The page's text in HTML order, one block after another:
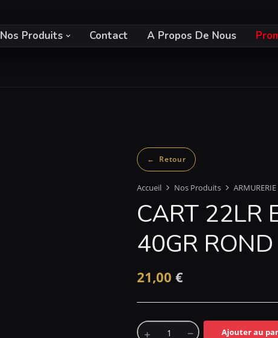
Nos Produits Contact A Propos De Nous
Accueil Nos Produits ARMURERIE
CART 22LR
40GR
21,00 €
Ajouter au